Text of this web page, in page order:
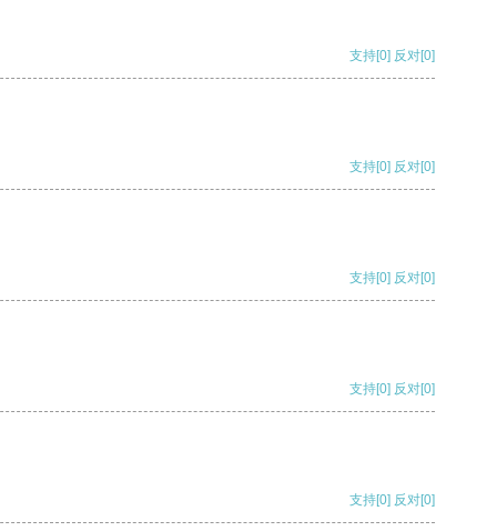
支持[0] 反对[0]
支持[0] 反对[0]
支持[0] 反对[0]
支持[0] 反对[0]
支持[0] 反对[0]